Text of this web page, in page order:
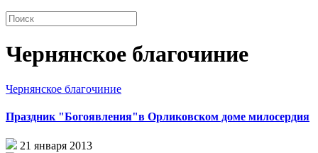
Чернянское благочиние
Чернянское благочиние
Праздник "Богоявления"в Орликовском доме милосердия
21 января 2013